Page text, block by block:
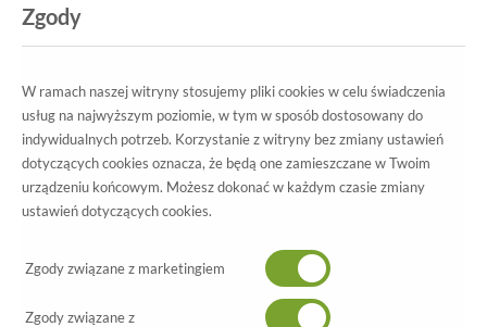
Damskie
Trzewiki I Botki
Wszystkie produkty
Trzewiki Eska
844 137/160 Czarny
Zgody
W ramach naszej witryny stosujemy pliki cookies w celu świadczenia
usług na najwyższym poziomie, w tym w sposób dostosowany do
indywidualnych potrzeb. Korzystanie z witryny bez zmiany ustawień
dotyczących cookies oznacza, że będą one zamieszczane w Twoim
urządzeniu końcowym. Możesz dokonać w każdym czasie zmiany
ustawień dotyczących cookies.
Zgody związane z marketingiem
Zgody związane z